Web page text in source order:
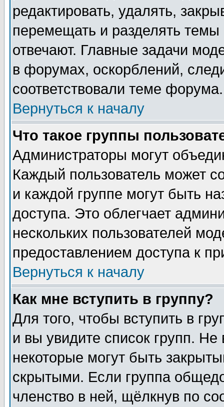
редактировать, удалять,
перемещать и разделять
отвечают. Главные задачи
в форумах, оскорблений,
соответствовали теме форума.
Вернуться к началу
Что такое группы
Администраторы могут
Каждый пользователь может
и каждой группе могут быть
доступа. Это облегчает
нескольких пользователей
предоставлением доступа к
Вернуться к началу
Как мне вступить в группу?
Для того, чтобы вступить в
и вы увидите список групп.
некоторые могут быть
скрытыми. Если группа
членство в ней, щёлкнув по